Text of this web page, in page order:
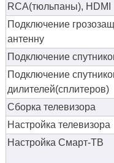
RCA(тюльпаны), HDMI
Подключение
антенну
Подключение
Подключение
дилителей(сплитеров)
Сборка телевизора
Настройка телевизора
Настройка Смарт-ТВ